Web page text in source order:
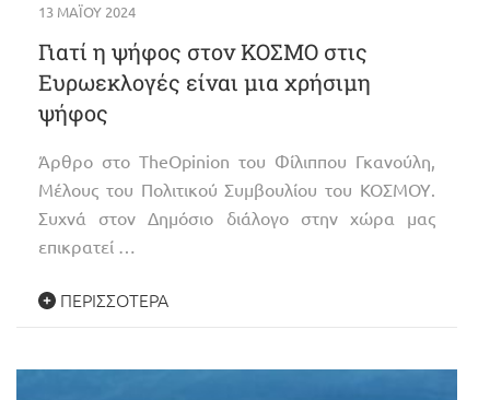
13 ΜΑΪ́ΟΥ 2024
Γιατί η ψήφος στον ΚΟΣΜΟ στις
Ευρωεκλογές είναι μια χρήσιμη
ψήφος
Άρθρο στο TheOpinion του Φίλιππου Γκανούλη,
Μέλους του Πολιτικού Συμβουλίου του ΚΟΣΜΟΥ.
Συχνά στον Δημόσιο διάλογο στην χώρα μας
επικρατεί …
ΠΕΡΙΣΣΌΤΕΡΑ